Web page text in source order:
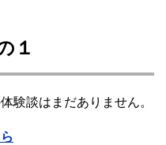
１
験談はまだありません。